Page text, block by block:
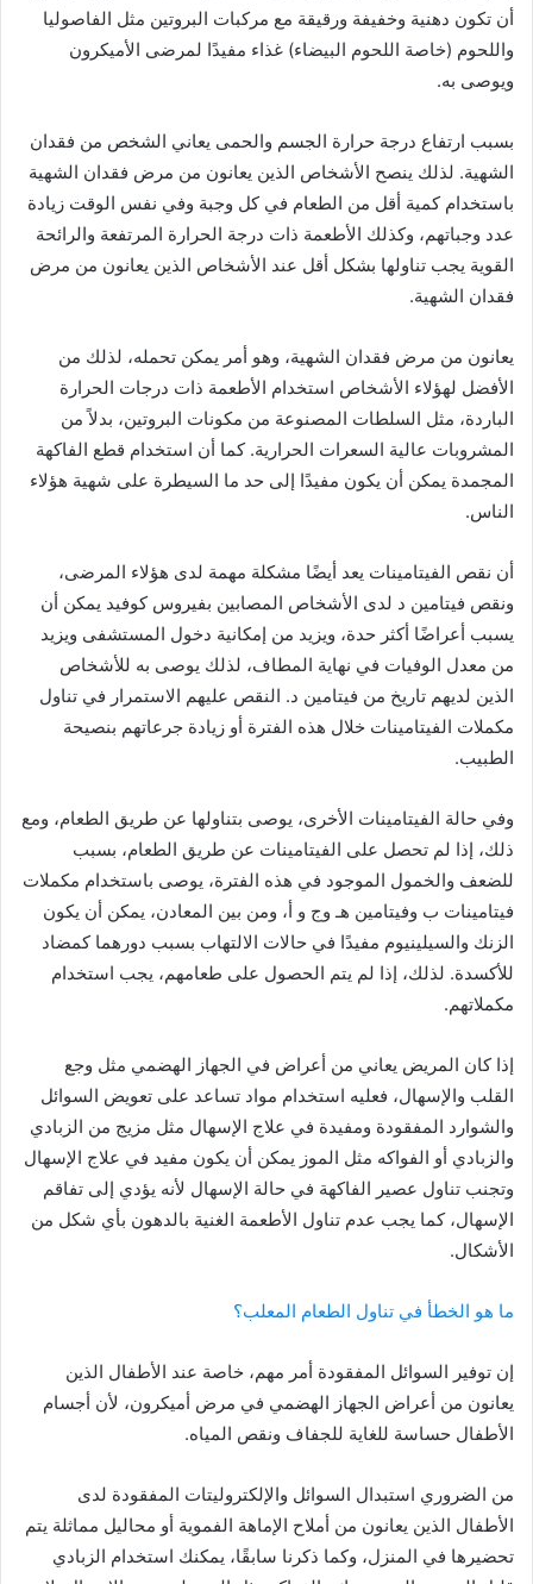
أن تكون دهنية وخفيفة ورقيقة مع مركبات البروتين مثل الفاصوليا
واللحوم (خاصة اللحوم البيضاء) غذاء مفيدًا لمرضى الأميكرون
ويوصى به.
بسبب ارتفاع درجة حرارة الجسم والحمى يعاني الشخص من فقدان
الشهية. لذلك ينصح الأشخاص الذين يعانون من مرض فقدان الشهية
باستخدام كمية أقل من الطعام في كل وجبة وفي نفس الوقت زيادة
عدد وجباتهم، وكذلك الأطعمة ذات درجة الحرارة المرتفعة والرائحة
القوية يجب تناولها بشكل أقل عند الأشخاص الذين يعانون من مرض
فقدان الشهية.
يعانون من مرض فقدان الشهية، وهو أمر يمكن تحمله، لذلك من
الأفضل لهؤلاء الأشخاص استخدام الأطعمة ذات درجات الحرارة
الباردة، مثل السلطات المصنوعة من مكونات البروتين، بدلاً من
المشروبات عالية السعرات الحرارية. كما أن استخدام قطع الفاكهة
المجمدة يمكن أن يكون مفيدًا إلى حد ما السيطرة على شهية هؤلاء
الناس.
أن نقص الفيتامينات يعد أيضًا مشكلة مهمة لدى هؤلاء المرضى،
ونقص فيتامين د لدى الأشخاص المصابين بفيروس كوفيد يمكن أن
يسبب أعراضًا أكثر حدة، ويزيد من إمكانية دخول المستشفى ويزيد
من معدل الوفيات في نهاية المطاف، لذلك يوصى به للأشخاص
الذين لديهم تاريخ من فيتامين د. النقص عليهم الاستمرار في تناول
مكملات الفيتامينات خلال هذه الفترة أو زيادة جرعاتهم بنصيحة
الطبيب.
وفي حالة الفيتامينات الأخرى، يوصى بتناولها عن طريق الطعام، ومع
ذلك، إذا لم تحصل على الفيتامينات عن طريق الطعام، بسبب
للضعف والخمول الموجود في هذه الفترة، يوصى باستخدام مكملات
فيتامينات ب وفيتامين هـ وج و أ، ومن بين المعادن، يمكن أن يكون
الزنك والسيلينيوم مفيدًا في حالات الالتهاب بسبب دورهما كمضاد
للأكسدة. لذلك، إذا لم يتم الحصول على طعامهم، يجب استخدام
مكملاتهم.
إذا كان المريض يعاني من أعراض في الجهاز الهضمي مثل وجع
القلب والإسهال، فعليه استخدام مواد تساعد على تعويض السوائل
والشوارد المفقودة ومفيدة في علاج الإسهال مثل مزيج من الزبادي
والزبادي أو الفواكه مثل الموز يمكن أن يكون مفيد في علاج الإسهال
وتجنب تناول عصير الفاكهة في حالة الإسهال لأنه يؤدي إلى تفاقم
الإسهال، كما يجب عدم تناول الأطعمة الغنية بالدهون بأي شكل من
الأشكال.
ما هو الخطأ في تناول الطعام المعلب؟
إن توفير السوائل المفقودة أمر مهم، خاصة عند الأطفال الذين
يعانون من أعراض الجهاز الهضمي في مرض أميكرون، لأن أجسام
الأطفال حساسة للغاية للجفاف ونقص المياه.
من الضروري استبدال السوائل والإلكتروليتات المفقودة لدى
الأطفال الذين يعانون من أملاح الإماهة الفموية أو محاليل مماثلة يتم
تحضيرها في المنزل، وكما ذكرنا سابقًا، يمكنك استخدام الزبادي